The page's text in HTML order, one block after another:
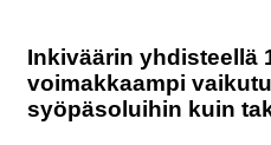
Inkiväärin yhdisteellä
voimakkaampi
syöpäsoluihin kuin